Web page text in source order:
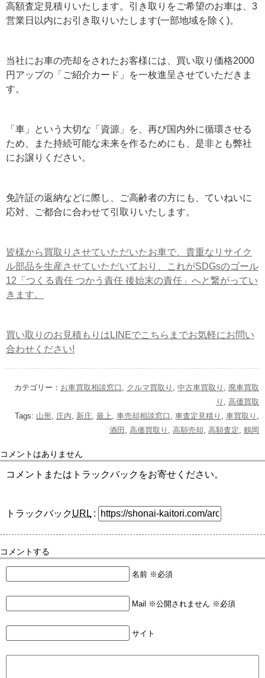
高額査定見積りいたします。引き取りをご希望のお車は、3
営業日以内にお引き取りいたします(一部地域を除く)。
当社にお車の売却をされたお客様には、買い取り価格2000
円アップの「ご紹介カード」を一枚進呈させていただきま
す。
「車」という大切な「資源」を、再び国内外に循環させる
ため、また持続可能な未来を作るためにも、是非とも弊社
にお譲りください。
免許証の返納などに際し、ご高齢者の方にも、ていねいに
応対、ご都合に合わせて引取りいたします。
皆様から買取りさせていただいたお車で、貴重なリサイク
ル部品を生産させていただいており、これがSDGsのゴール
12「つくる責任 つかう責任 後始末の責任」へと繋がってい
きます。
買い取りのお見積もりはLINEでこちらまでお気軽にお問い
合わせください!
カテゴリー： お車買取相談窓口 クルマ買取り 中古車買取り
廃車買取
り
高価買取
Tags: 山形 庄内 新庄 最上 車売却相談窓口 車査定見積り 車買取り
酒田
高価買取り 高額売却 高額査定 鶴岡
コメントはありません
コメントまたはトラックバックをお寄せください。
トラックバックURL :
コメントする
名前 ※必須
Mail ※公開されません ※必須
サイト